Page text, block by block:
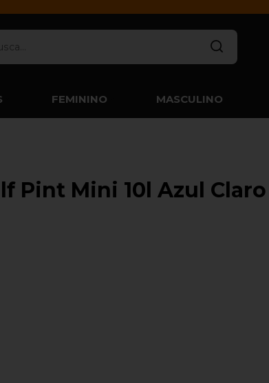
FEMININO MASCULINO
Pint Mini 10l Azul Claro